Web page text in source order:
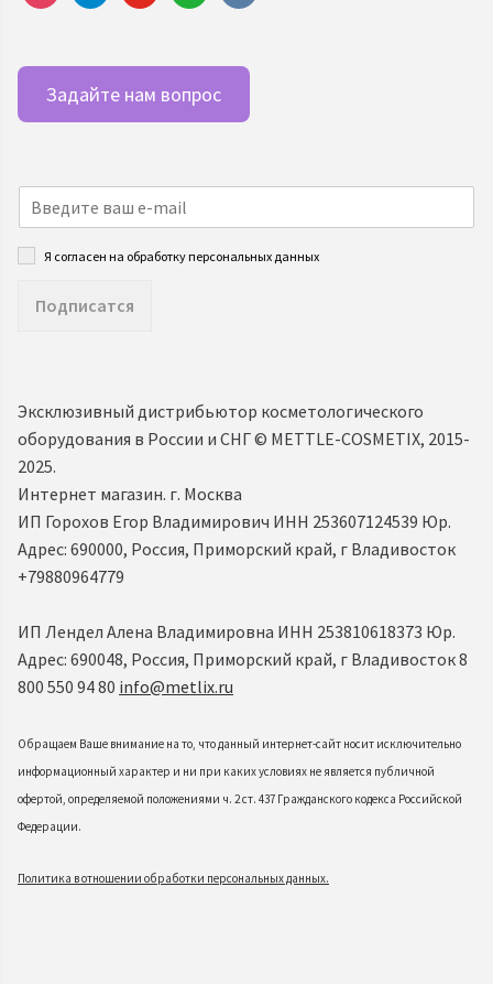
Задайте нам вопрос
Я согласен на обработку персональных данных
Подписатся
Эксклюзивный дистрибьютор косметологического
оборудования в России и СНГ ©️ METTLE-COSMETIX, 2015-
2025.
Интернет магазин. г. Москва
ИП Горохов Егор Владимирович ИНН 253607124539 Юр.
Адрес: 690000, Россия, Приморский край, г Владивосток
+79880964779
ИП Лендел Алена Владимировна ИНН 253810618373 Юр.
Адрес: 690048, Россия, Приморский край, г Владивосток 8
800 550 94 80 info@metlix.ru
Обращаем Ваше внимание на то, что данный интернет-сайт носит исключительно
информационный характер и ни при каких условиях не является публичной
офертой, определяемой положениями ч. 2 ст. 437 Гражданского кодекса Российской
Федерации.
Политика в отношении обработки персональных данных.